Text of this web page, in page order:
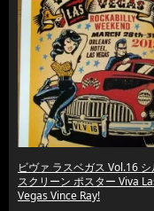
ビヴァ ラスベガス Vol.16 シ
スクリーン ポスター Viva
Vegas Vince Ray!